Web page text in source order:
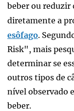
beber ou reduzir
diretamente a
esôfago.
Risk", mais
determinar se
outros tipos de
nível observado
beber.